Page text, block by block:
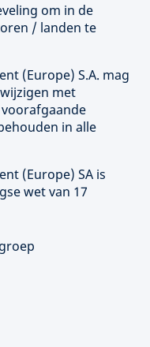
om in de
/ landen te
(Europe) S.A. mag
met
in alle
(Europe) SA is
wet van 17